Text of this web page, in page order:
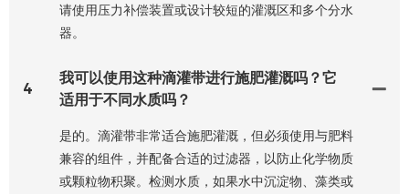
请使用压力补偿装置或设计较短的灌溉区和多个分水
器。
4
我可以使用这种滴灌带进行施肥灌溉吗？它
适用于不同水质吗？
是的。滴灌带非常适合施肥灌溉，但必须使用与肥料
兼容的组件，并配备合适的过滤器，以防止化学物质
或颗粒物积聚。检测水质，如果水中沉淀物、藻类或